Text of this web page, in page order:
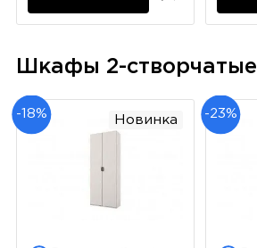
Шкафы 2-створчатые
-18% Новинка -23%